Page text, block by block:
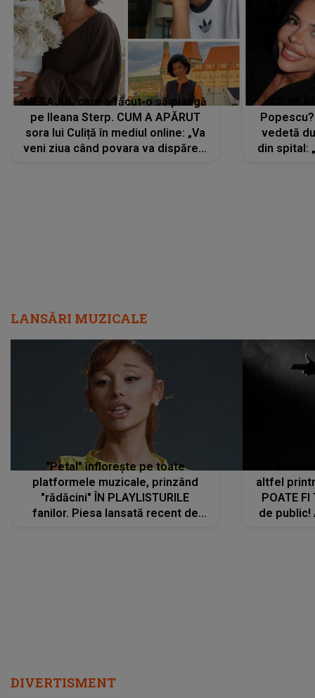
MESAJUL care a făcut-o să plângă
pe Ileana Sterp. CUM A APĂRUT
sora lui Culiță în mediul online: „Va
veni ziua când povara va dispărea,
vedetă
din spital:
LANSĂRI MUZICALE
"Petal" înflorește pe toate
platformele muzicale, prinzând
"rădăcini" ÎN PLAYLISTURILE
fanilor. Piesa lansată recent de
altfel
POATE FI
de public!
DIVERTISMENT